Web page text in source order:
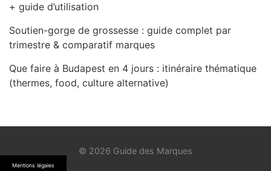
Mentions légales
+ guide d’utilisation
Soutien-gorge de grossesse : guide complet par
trimestre & comparatif marques
Que faire à Budapest en 4 jours : itinéraire thématique
(thermes, food, culture alternative)
© 2026 Guide des Marques